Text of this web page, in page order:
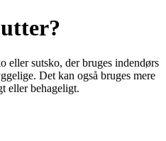
eller sutsko, der bruges indendørs
Det kan også bruges mere
eller behageligt.